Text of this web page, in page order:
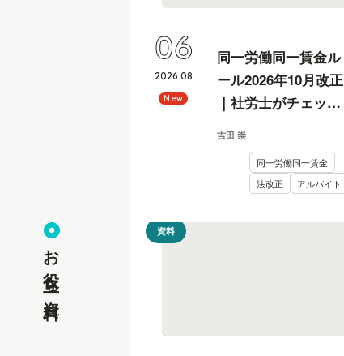
同一労働同一賃金ル
ール2026年10月改正
｜社労士がチェック
吉田 崇
同一労働同一賃金
法改正
アルバイト
2026.08
06
New
お役立ち資料
資料